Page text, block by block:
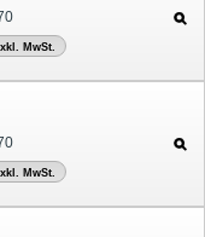
MwSt.
MwSt.